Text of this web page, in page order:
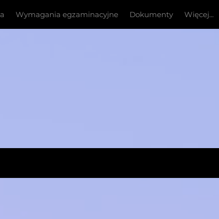
Wymagania egzaminacyjne Dokumenty Więcej...